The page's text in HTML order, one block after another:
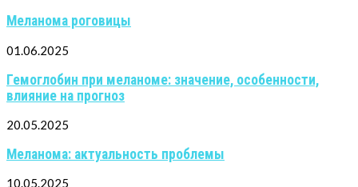
Меланома роговицы
01.06.2025
Гемоглобин при меланоме: значение, особенности,
влияние на прогноз
20.05.2025
Меланома: актуальность проблемы
10.05.2025